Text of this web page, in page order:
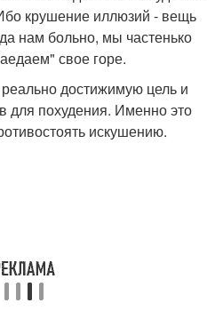
крушение иллюзий - вещь
нам больно, мы частенько
свое горе.
достижимую цель и
для похудения. Именно это
искушению.